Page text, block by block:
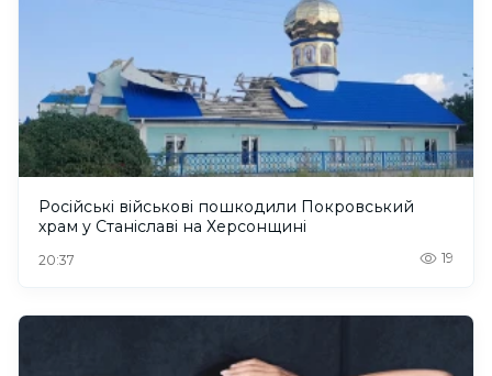
Російські військові пошкодили Покровський
храм у Станіславі на Херсонщині
20:37 19